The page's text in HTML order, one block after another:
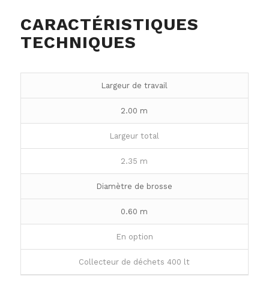
CARACTÉRISTIQUES
TECHNIQUES
Largeur de travail
2.00 m
Largeur total
2.35 m
Diamètre de brosse
0.60 m
En option
Collecteur de déchets 400 lt